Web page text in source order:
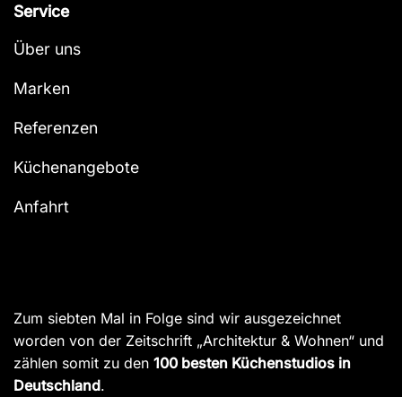
Service
Über uns
Marken
Referenzen
Küchenangebote
Anfahrt
Zum siebten Mal in Folge sind wir ausgezeichnet
worden von der Zeitschrift „Architektur & Wohnen“ und
zählen somit zu den 100 besten Küchenstudios in
Deutschland.